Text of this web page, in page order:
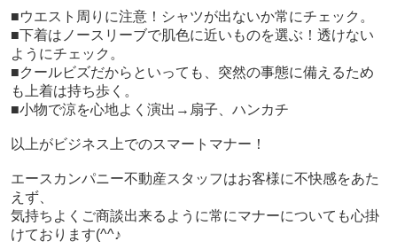
■ウエスト周りに注意！シャツが出ないか常にチェック。
■下着はノースリーブで肌色に近いものを選ぶ！透けない
ようにチェック。
■クールビズだからといっても、突然の事態に備えるため
も上着は持ち歩く。
■小物で涼を心地よく演出→扇子、ハンカチ
以上がビジネス上でのスマートマナー！
エースカンパニー不動産スタッフはお客様に不快感をあた
えず、
気持ちよくご商談出来るように常にマナーについても心掛
けております(^^♪